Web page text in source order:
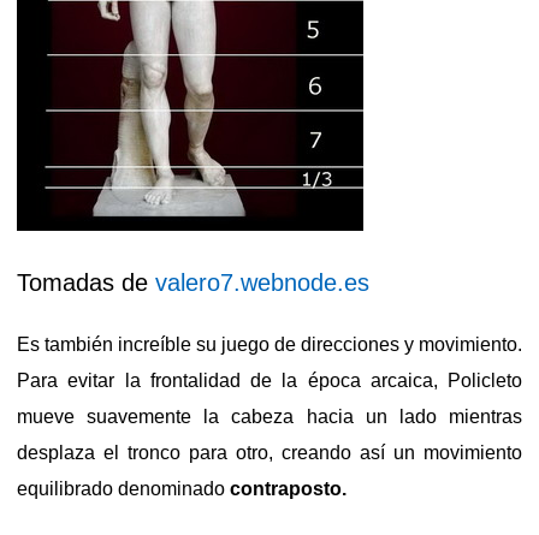
Tomadas de valero7.webnode.es
Es también increíble su juego de direcciones y movimiento.
Para evitar la frontalidad de la época arcaica, Policleto
mueve suavemente la cabeza hacia un lado mientras
desplaza el tronco para otro, creando así un movimiento
equilibrado denominado contraposto.